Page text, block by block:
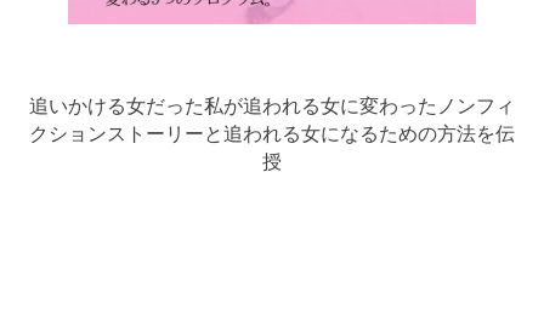
追いかける女だった私が追われる女に変わったノンフィ
クションストーリーと追われる女になるための方法を伝
授